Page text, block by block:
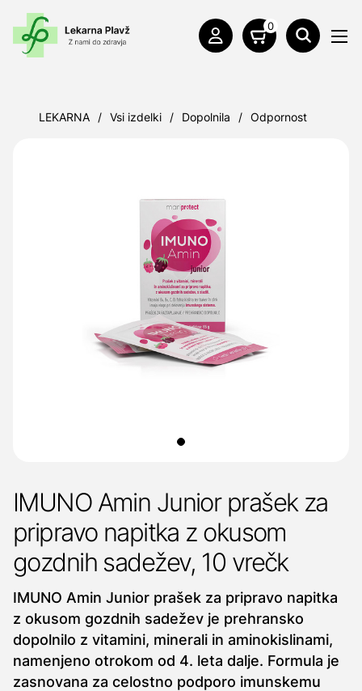
0
LEKARNA / Vsi izdelki / Dopolnila / Odpornost
IMUNO Amin Junior prašek za
pripravo napitka z okusom
gozdnih sadežev, 10 vrečk
IMUNO Amin Junior prašek za pripravo napitka
z okusom gozdnih sadežev je prehransko
dopolnilo z vitamini, minerali in aminokislinami,
namenjeno otrokom od 4. leta dalje. Formula je
zasnovana za celostno podporo imunskemu